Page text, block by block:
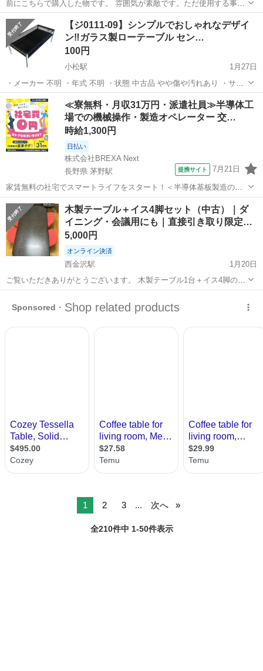
前にこちらで購入した物です。 雰囲気が素敵です。ただ使用する事が
ほとんどなかったので 出品する事にしました。 1人掛け椅子の1つは座
面のクッションはありません。 経年劣化などもありよく見ると全体的
に傷みはあります。 使用には...
石川 テーブル ラタン
【ジ0111-09】シンプルでおしゃれなデザイ
ン‼️ガラス製ローテーブル セン…
100円
小松駅
1月27日
・メーカー 不明 ・年式 不明 ・状態 中古品 やや傷や汚れあり ・サイ
ズ 幅:110mm奥行:550mw高さ:400mm ・値引き 要相談 ・他商品との
セット売り 要相談 ・単品購入 要相談 ・配達サービス ...
石川 小松市 小松駅 テーブル センター
≪寮無料・月収31万円・派遣社員≫半導体工
場での機械操作・製造オペレーター 交…
時給1,300円
日払い
株式会社BREXA Next
長野県 茅野駅
提携サイト 7月21日
家賃無料の社宅でスマートライフをスタート！＜半導体基板製造の機
械操作・検査＞ランチ代もかからないオトクな職場◎／稼ぎもしっか
り！月収例31万円／長野県茅野市 半導体基板の製造・検査 クリーンル
ーム内で、半導体基板の製造や検...
長野 茅野市 茅野駅 その他
木製テーブル＋イス4脚セット（中古）｜ダ
イニング・会議用にも｜直接引き取り限定…
5,000円
オンライン決済
西金沢駅
1月20日
ご覧いただきありがとうございます。 木製テーブル1台＋イス4脚のセ
ットでの出品です。 ダイニングセットとしてはもちろん、会議テーブ
ル・事務所用・作業用などにもお使いいただけます。 ■ セット内容 ・
1 2 3 ... 次へ
全210件中 1-50件表示